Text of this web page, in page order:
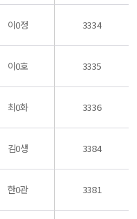
이0정 3334
이0호 3335
최0화 3336
김0생 3384
한0관 3381